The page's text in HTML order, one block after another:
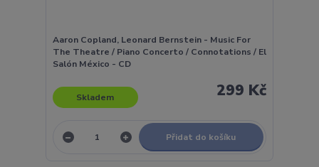
Aaron Copland, Leonard Bernstein - Music For
The Theatre / Piano Concerto / Connotations / El
Salón México - CD
299 Kč
Skladem
Přidat do košíku